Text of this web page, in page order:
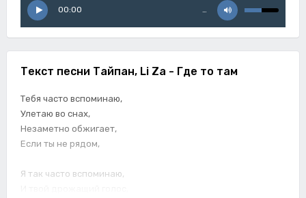
00:00 …
Текст песни Тайпан, Li Za - Где то там
Тебя часто вспоминаю,
Улетаю во снах,
Незаметно обжигает,
Если ты не рядом,
Я так часто вспоминаю,